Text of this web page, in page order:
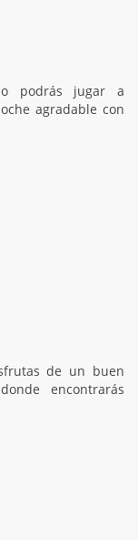
podrás jugar a
agradable con
de un buen
encontrarás